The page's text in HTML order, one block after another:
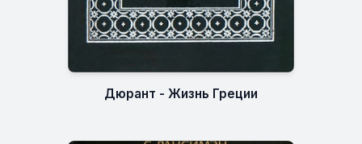
Дюрант - Жизнь Греции